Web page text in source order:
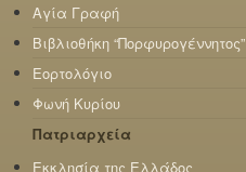
Αγία Γραφή
Βιβλιοθήκη “Πορφυρογέννητος”
Εορτολόγιο
Φωνή Κυρίου
Πατριαρχεία
Εκκλησία της Ελλάδος